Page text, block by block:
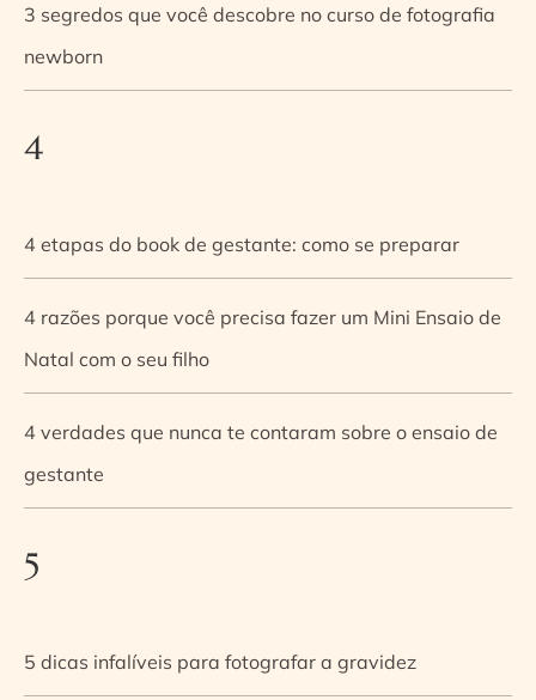
3 segredos que você descobre no curso de fotografia
newborn
4
4 etapas do book de gestante: como se preparar
4 razões porque você precisa fazer um Mini Ensaio de
Natal com o seu filho
4 verdades que nunca te contaram sobre o ensaio de
gestante
5
5 dicas infalíveis para fotografar a gravidez